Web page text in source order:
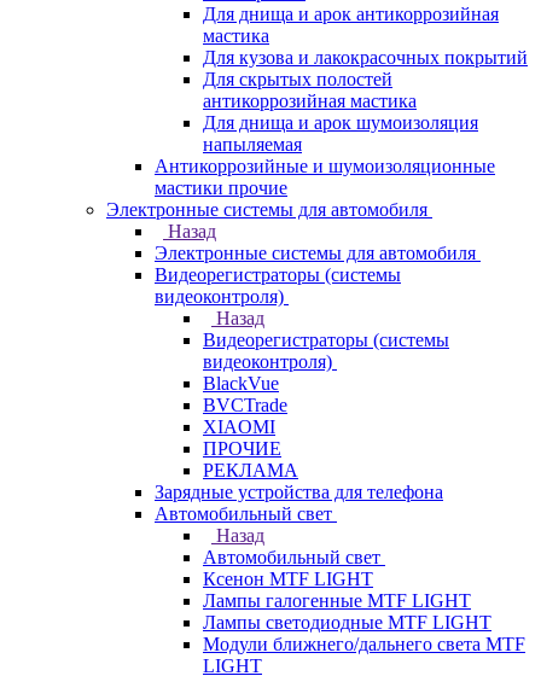
Для днища и арок антикоррозийная
мастика
Для кузова и лакокрасочных покрытий
Для скрытых полостей
антикоррозийная мастика
Для днища и арок шумоизоляция
напыляемая
Антикоррозийные и шумоизоляционные
мастики прочие
Электронные системы для автомобиля
Назад
Электронные системы для автомобиля
Видеорегистраторы (системы
видеоконтроля)
Назад
Видеорегистраторы (системы
видеоконтроля)
BlackVue
BVCTrade
XIAOMI
ПРОЧИЕ
РЕКЛАМА
Зарядные устройства для телефона
Автомобильный свет
Назад
Автомобильный свет
Ксенон MTF LIGHT
Лампы галогенные MTF LIGHT
Лампы светодиодные MTF LIGHT
Модули ближнего/дальнего света MTF
LIGHT